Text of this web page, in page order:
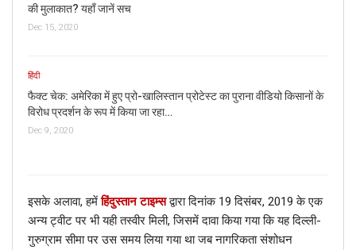
की मुलाकात? यहाँ जानें सच
Dec 15, 2020
हिंदी
फैक्ट चेक: अमेरिका में हुए प्रो-खालिस्तान प्रोटेस्ट का पुराना वीडियो किसानों के
विरोध प्रदर्शन के रूप में किया जा रहा…
Dec 9, 2020
इसके अलावा, हमेंहिंदुस्तान टाइम्सद्वारा दिनांक 19 दिसंबर, 2019 के एक
अन्य ट्वीट पर भी यही तस्वीर मिली, जिसमें दावा किया गया कि यह दिल्ली-
गुरुग्राम सीमा पर उस समय लिया गया था जब नागरिकता संशोधन